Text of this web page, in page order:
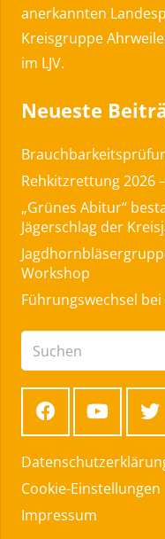
anerkannten
Kreisgruppe
im LJV.
Neueste
Rehkitzrettung 2026
„Grünes Abitur“
Jägerschlag der
Workshop
Führungswechsel
Cookie-Einstellungen
Impressum